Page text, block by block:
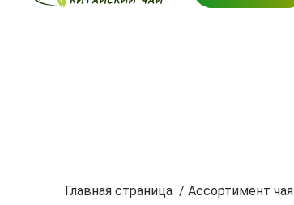
Главная страница / Ассортимент чая